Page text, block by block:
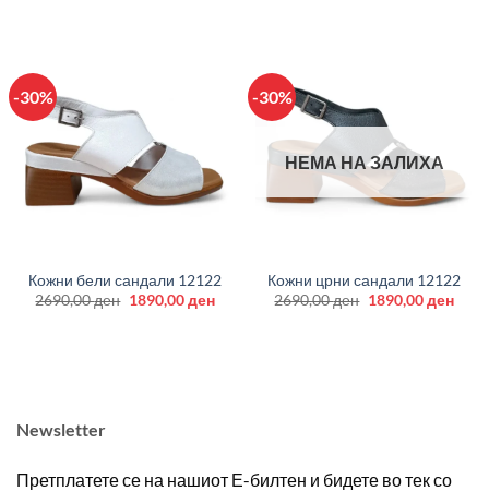
-30%
Кожни бели сандали 12122
2690,00ден Original
1890,00денCurrent
-30%
НЕМА НА ЗАЛИХА
Кожни црни сандали 12122
2690,00ден Original
1890,00ден
Newsletter
Претплатете се на нашиот Е-билтен и бидете во тек со